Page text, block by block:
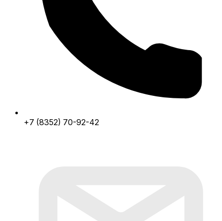
+7 (8352) 70-92-42